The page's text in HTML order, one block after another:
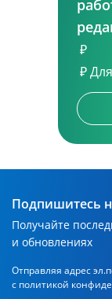
₽
₽
Подпишитесь
Получайте
и обновлениях
Отправляя адрес
с политикой